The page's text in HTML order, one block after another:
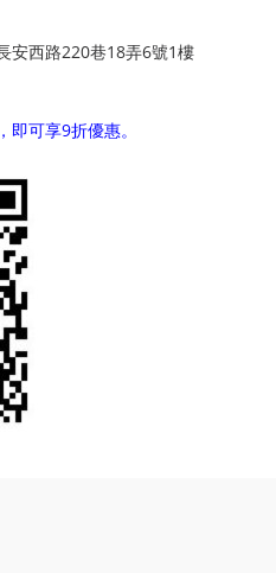
安西路220巷18弄6號1樓
可享9折優惠。